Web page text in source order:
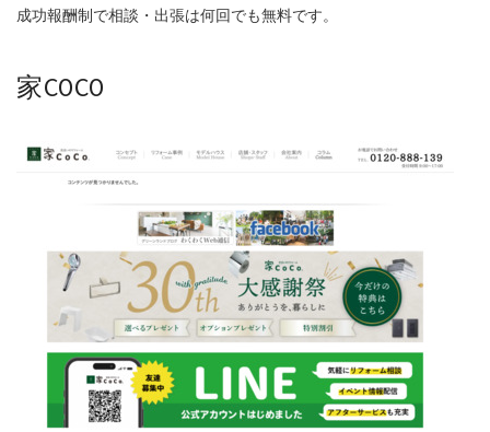
成功報酬制で相談・出張は何回でも無料です。
家COCO